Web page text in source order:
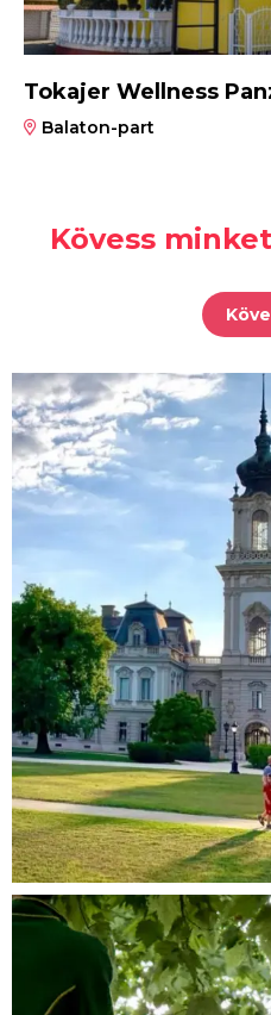
Tokajer Wellness
Balaton-part
Kövess